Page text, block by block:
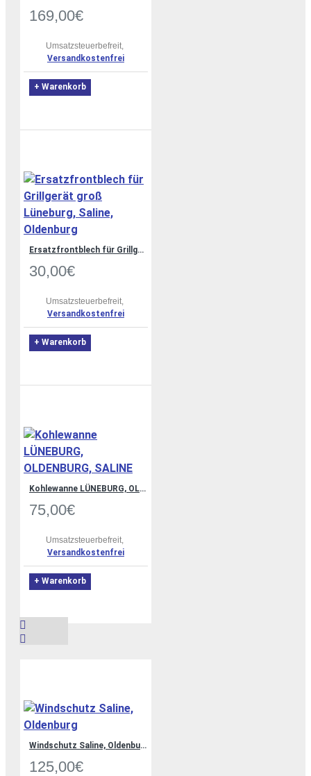
169,00€
Umsatzsteuerbefreit,
Versandkostenfrei
+ Warenkorb
Ersatzfrontblech für Grillgerät groß Lüneburg, Saline, Oldenburg
30,00€
Umsatzsteuerbefreit,
Versandkostenfrei
+ Warenkorb
Kohlewanne LÜNEBURG, OLDENBURG, SALINE
75,00€
Umsatzsteuerbefreit,
Versandkostenfrei
+ Warenkorb
Windschutz Saline, Oldenburg
125,00€